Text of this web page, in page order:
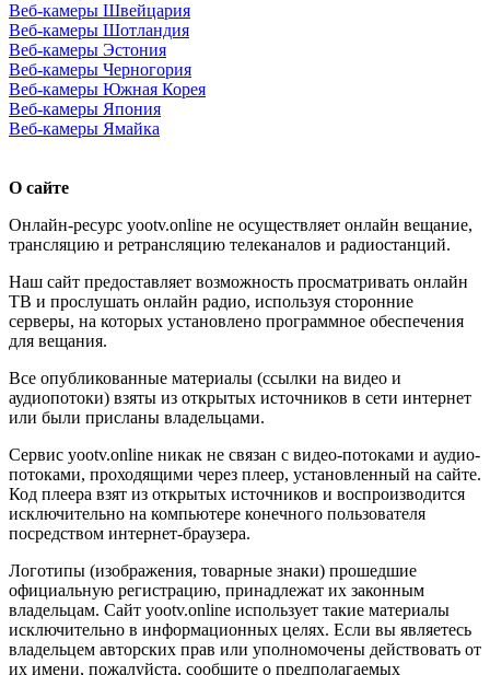
Веб-камеры Швейцария
Веб-камеры Шотландия
Веб-камеры Эстония
Веб-камеры Черногория
Веб-камеры Южная Корея
Веб-камеры Япония
Веб-камеры Ямайка
О сайте
Онлайн-ресурс yootv.online не осуществляет онлайн вещание,
трансляцию и ретрансляцию телеканалов и радиостанций.
Наш сайт предоставляет возможность просматривать онлайн
ТВ и прослушать онлайн радио, используя сторонние
серверы, на которых установлено программное обеспечения
для вещания.
Все опубликованные материалы (ссылки на видео и
аудиопотоки) взяты из открытых источников в сети интернет
или были присланы владельцами.
Сервис yootv.online никак не связан с видео-потоками и аудио-
потоками, проходящими через плеер, установленный на сайте.
Код плеера взят из открытых источников и воспроизводится
исключительно на компьютере конечного пользователя
посредством интернет-браузера.
Логотипы (изображения, товарные знаки) прошедшие
официальную регистрацию, принадлежат их законным
владельцам. Сайт yootv.online использует такие материалы
исключительно в информационных целях. Если вы являетесь
владельцем авторских прав или уполномочены действовать от
их имени, пожалуйста, сообщите о предполагаемых